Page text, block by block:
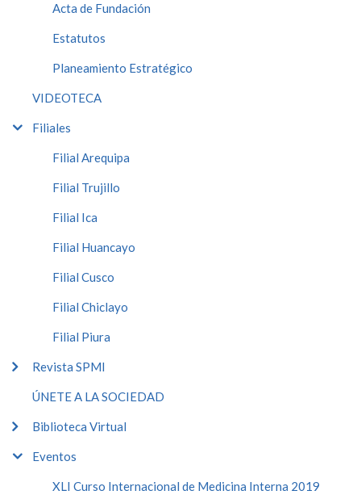
Acta de Fundación
Estatutos
Planeamiento Estratégico
VIDEOTECA
Filiales
Filial Arequipa
Filial Trujillo
Filial Ica
Filial Huancayo
Filial Cusco
Filial Chiclayo
Filial Piura
Revista SPMI
ÚNETE A LA SOCIEDAD
Biblioteca Virtual
Eventos
XLI Curso Internacional de Medicina Interna 2019